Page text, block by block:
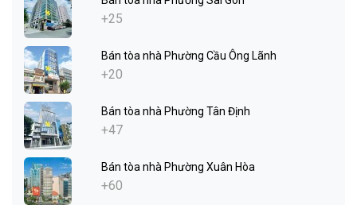
+25
Bán tòa nhà Phường Cầu Ông Lãnh
+20
Bán tòa nhà Phường Tân Định
+47
Bán tòa nhà Phường Xuân Hòa
+60